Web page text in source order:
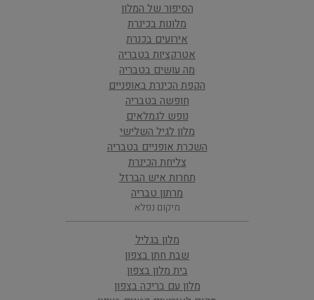
הסיפור של המלון
מלונות בכינרת
אירועים בכנרת
אטרקציות בטבריה
מה עושים בטבריה
הקפת הכינרת באופניים
חופשה בטבריה
נופש לגמלאים
מלון לגיל השלישי
השכרת אופניים בטבריה
צליחת הכינרת
תחרות איש הברזל
מרתון טבריה
מיקום נפלא
מלון בגליל
שבת חתן בצפון
בית מלון בצפון
מלון עם בריכה בצפון